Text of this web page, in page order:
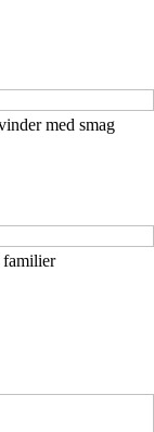
med smag
familier